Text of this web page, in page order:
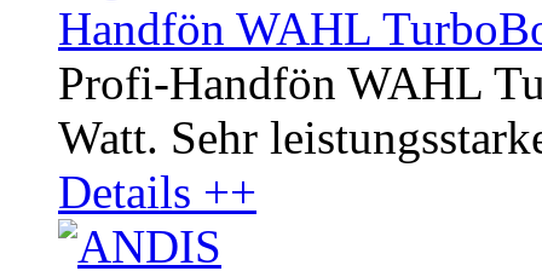
Handfön WAHL
Profi-Handfön WAHL
Watt. Sehr
Details ++